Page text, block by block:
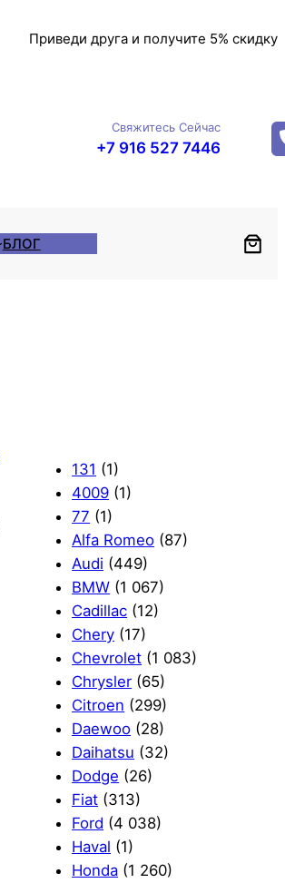
Приведи друга и получите 5% скидку
Свяжитесь Сейчас
+7 916 527 7446
БЛОГ
131 (1)
4009 (1)
77 (1)
Alfa Romeo (87)
Audi (449)
BMW (1 067)
Cadillac (12)
Chery (17)
Chevrolet (1 083)
Chrysler (65)
Citroen (299)
Daewoo (28)
Daihatsu (32)
Dodge (26)
Fiat (313)
Ford (4 038)
Haval (1)
Honda (1 260)